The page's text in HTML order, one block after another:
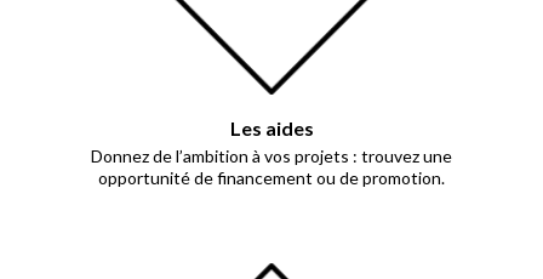
Les aides
Donnez de l’ambition à vos projets : trouvez une
opportunité de financement ou de promotion.